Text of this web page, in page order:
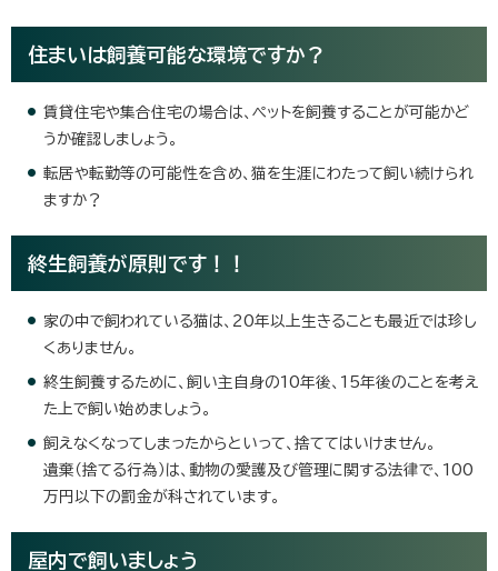
住まいは飼養可能な環境ですか？
賃貸住宅や集合住宅の場合は、ペットを飼養することが可能かど
うか確認しましょう。
転居や転勤等の可能性を含め、猫を生涯にわたって飼い続けられ
ますか？
終生飼養が原則です！！
家の中で飼われている猫は、20年以上生きることも最近では珍し
くありません。
終生飼養するために、飼い主自身の10年後、15年後のことを考え
た上で飼い始めましょう。
飼えなくなってしまったからといって、捨ててはいけません。
遺棄（捨てる行為）は、動物の愛護及び管理に関する法律で、100
万円以下の罰金が科されています。
屋内で飼いましょう